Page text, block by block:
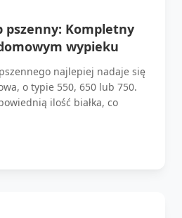
pszenny: Kompletny
wypieku
najlepiej nadaje się
o typie 550, 650 lub 750.
ilość białka, co